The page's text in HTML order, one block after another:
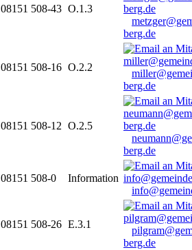
08151 508-43 O.1.3
berg.de
08151 508-16 O.2.2
berg.de
08151 508-12 O.2.5
berg.de
08151 508-0
Information
08151 508-26 E.3.1
berg.de